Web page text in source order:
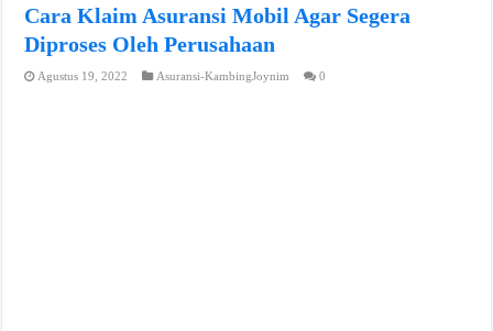
Cara Klaim Asuransi Mobil Agar Segera
Diproses Oleh Perusahaan
Agustus 19, 2022 Asuransi-KambingJoynim 0